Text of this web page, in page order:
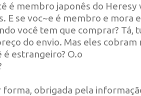
é membro japonês do Heresy
E se voc~e é membro e mora
você tem que comprar? Tá,
do envio. Mas eles cobram
é estrangeiro? O.o
forma, obrigada pela